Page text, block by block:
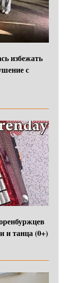
избежать
с
и танца (0+)